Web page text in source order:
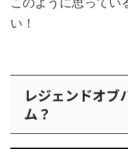
い！
レジェンドオブ
ム？